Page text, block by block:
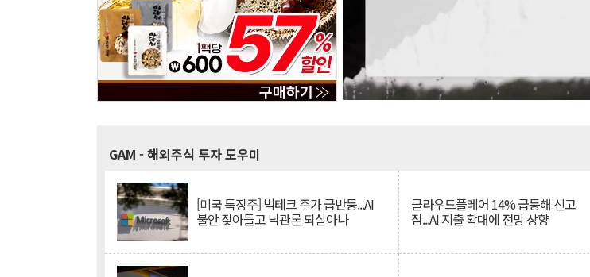
GAM - 해외주식 투자 도우미
[미국 특징주] 빅테크 주가 급반등...AI
불안 잦아들고 낙관론 되살아나
클라우드플레어 14% 급등해 신고
점...AI 지출 확대에 전망 상향